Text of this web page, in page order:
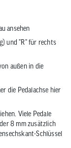
ansehen
und "R" für rechts
außen in die
die Pedalachse hier
Viele Pedale
8 mm zusätzlich
Schlüssel